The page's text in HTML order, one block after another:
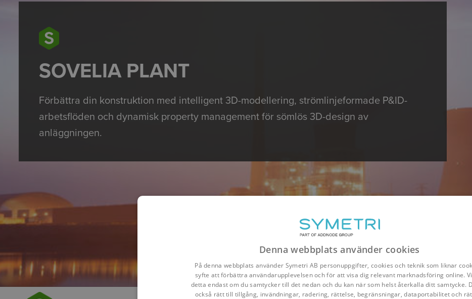
SOVELIA PLANT
Förbättra din konstruktion med intelligent 3D-modellering, strömlinjeformade P&ID-
arbetsflöden och dynamisk property management för sömlös 3D-design av
anläggningen.
Denna webbplats använder cookies
På denna webbplats använder Symetri AB personuppgifter, cookies och teknik som liknar
syfte att förbättra användarupplevelsen och för att visa dig relevant marknadsföring online.
detta endast om du samtycker till det nedan och du kan när som helst återkalla ditt samtycke.
också rätt till tillgång, invändningar, radering, rättelse, begränsningar, dataportabilitet och